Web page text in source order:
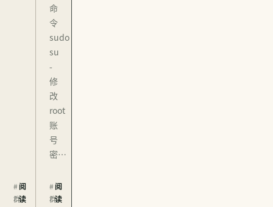
#
群
阅
读
命
令
sudo
su
-
修
改
root
账
号
密…
#
群
阅
读